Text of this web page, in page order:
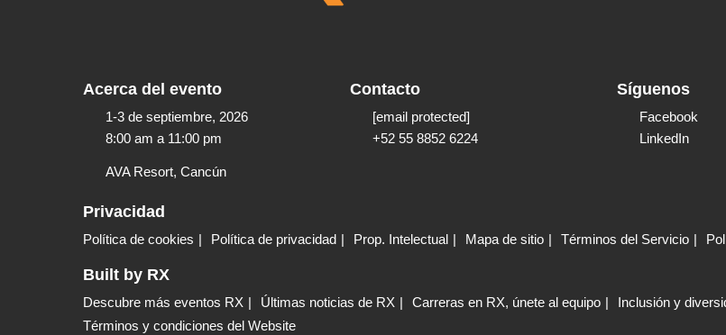
Acerca del evento
1-3 de septiembre, 2026
8:00 am a 11:00 pm​
AVA Resort, Cancún
Contacto
[email protected]
+52 55 8852 6224
Síguenos
Facebook
LinkedIn
Privacidad
Política de cookies Política de privacidad Prop. Intelectual Mapa de sitio Términos del Servicio
Built by RX
Descubre más eventos RX Últimas noticias de RX Carreras en RX, únete al equipo Inclusión y
Términos y condiciones del Website